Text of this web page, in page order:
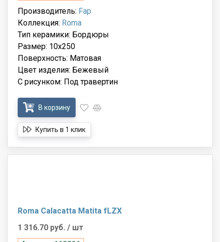
Производитель: Fap
Коллекция: Roma
Тип керамики: Бордюры
Размер: 10x250
Поверхность: Матовая
Цвет изделия: Бежевый
С рисунком: Под травертин
В корзину
Купить в 1 клик
Roma Calacatta Matita fLZX
1 316.70 руб. / шт